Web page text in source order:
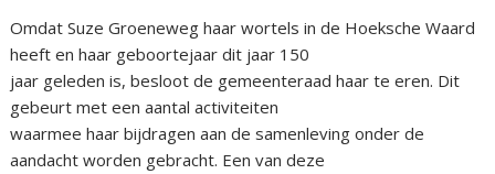
Omdat Suze Groeneweg haar wortels in de Hoeksche Waard
heeft en haar geboortejaar dit jaar 150
jaar geleden is, besloot de gemeenteraad haar te eren. Dit
gebeurt met een aantal activiteiten
waarmee haar bijdragen aan de samenleving onder de
aandacht worden gebracht. Een van deze